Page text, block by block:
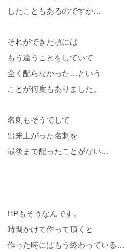
したこともあるのですが…
それができた頃には
もう違うことをしていて
全く配らなかった…という
ことが何度もありました。
名刺もそうでして
出来上がった名刺を
最後まで配ったことがない…
HPもそうなんです。
時間かけて作って頂くと
作った時にはもう終わっている…